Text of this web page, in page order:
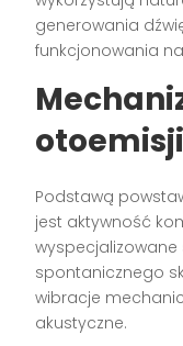
generowania
funkcjonowania
Podstawą
jest aktywność
spontanicznego
wibracje
akustyczne.